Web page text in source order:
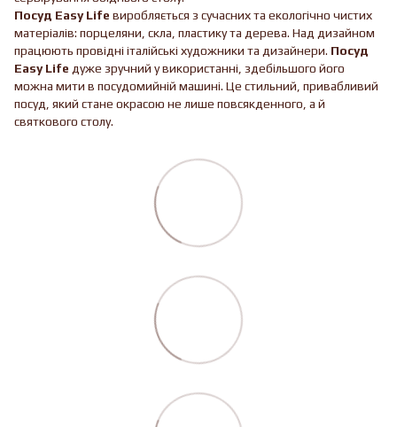
Посуд Easy Life виробляється з сучасних та екологічно чистих
матеріалів: порцеляни, скла, пластику та дерева. Над дизайном
працюють провідні італійські художники та дизайнери. Посуд
Easy Life дуже зручний у використанні, здебільшого його
можна мити в посудомийній машині. Це стильний, привабливий
посуд, який стане окрасою не лише повсякденного, а й
святкового столу.